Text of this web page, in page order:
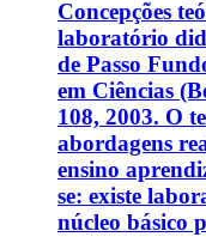
Concepções
laboratório
de Passo
em Ciências
108, 2003. O
abordagens
ensino
se: existe
núcleo básico